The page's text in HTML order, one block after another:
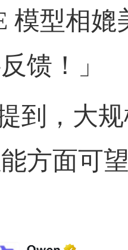
模型相媲
馈！」
，大规
方面可